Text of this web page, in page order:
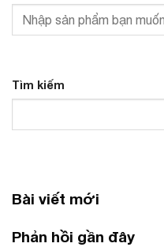
Tìm kiếm
Bài viết mới
Phản hồi gần đây